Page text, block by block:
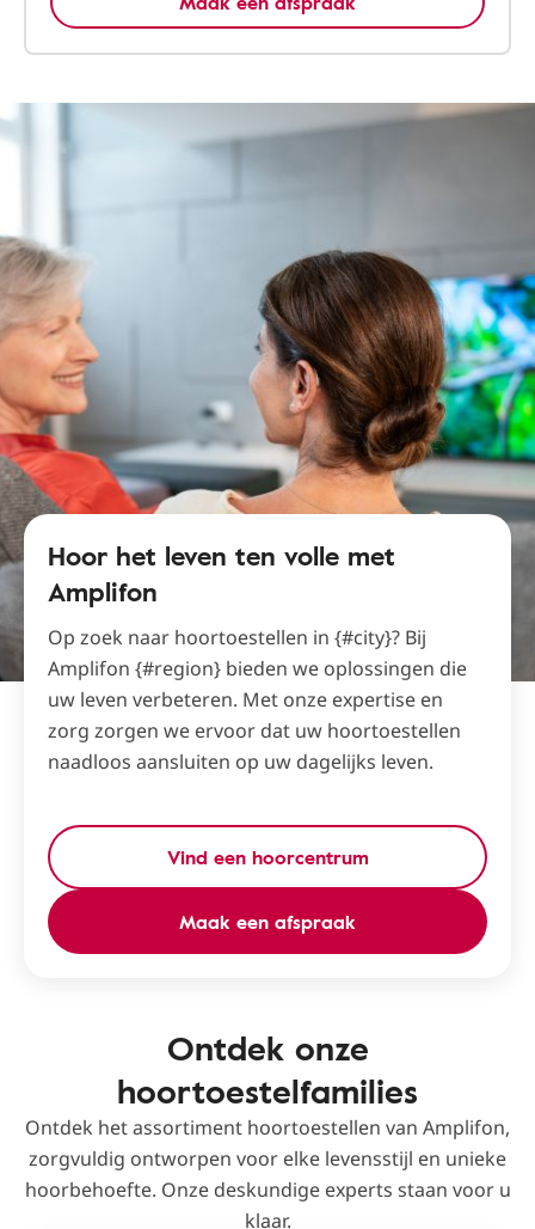
Hoor het leven ten volle met
Amplifon
Op zoek naar hoortoestellen in {#city}? Bij
Amplifon {#region} bieden we oplossingen die
uw leven verbeteren. Met onze expertise en
zorg zorgen we ervoor dat uw hoortoestellen
naadloos aansluiten op uw dagelijks leven.
Vind een hoorcentrum
Maak een afspraak
Ontdek onze
hoortoestelfamilies
Ontdek het assortiment hoortoestellen van Amplifon,
zorgvuldig ontworpen voor elke levensstijl en unieke
hoorbehoefte. Onze deskundige experts staan ​​voor u
klaar.